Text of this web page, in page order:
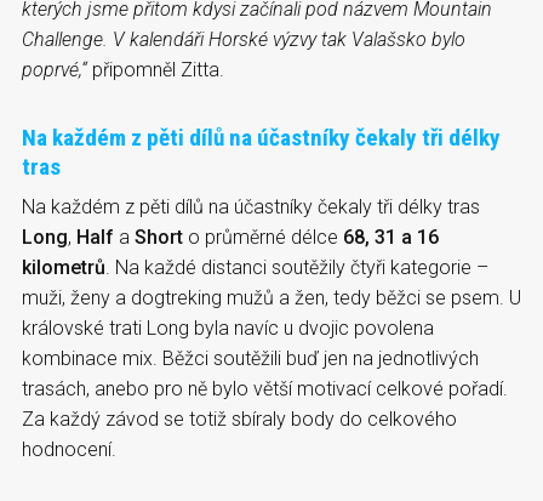
kterých jsme přitom kdysi začínali pod názvem Mountain
Challenge. V kalendáři Horské výzvy tak Valašsko bylo
poprvé,“připomněl Zitta.
Na každém z pěti dílů na účastníky čekaly tři délky
tras
Na každém z pěti dílů na účastníky čekaly tři délky tras
Long, Half a Short o průměrné délce 68, 31 a 16
kilometrů . Na každé distanci soutěžily čtyři kategorie –
muži, ženy a dogtreking mužů a žen, tedy běžci se psem. U
královské trati Long byla navíc u dvojic povolena
kombinace mix. Běžci soutěžili buď jen na jednotlivých
trasách, anebo pro ně bylo větší motivací celkové pořadí.
Za každý závod se totiž sbíraly body do celkového
hodnocení.